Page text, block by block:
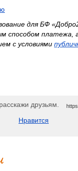
для БФ
способом платежа,
с условиями
друзьям.
Нравится